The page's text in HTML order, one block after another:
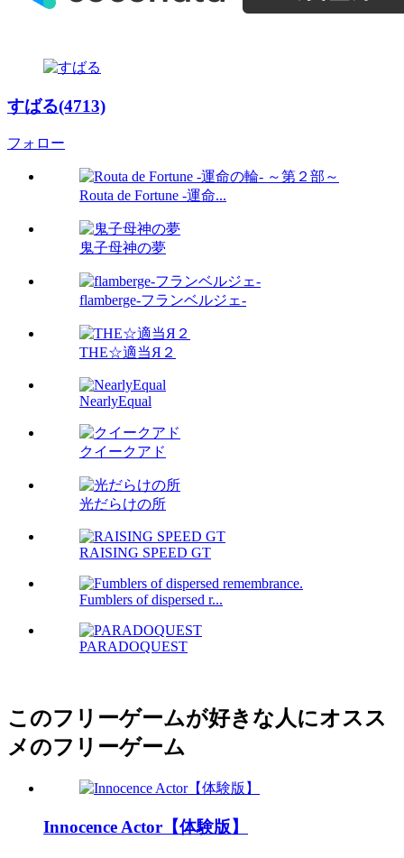
すばる(4713)
フォロー
Routa de Fortune -運命...
鬼子母神の夢
flamberge-フランベルジェ-
THE☆適当Я２
NearlyEqual
クイークアド
光だらけの所
RAISING SPEED GT
Fumblers of dispersed r...
PARADOQUEST
このフリーゲームが好きな人にオスス
メのフリーゲーム
Innocence Actor【体験版】